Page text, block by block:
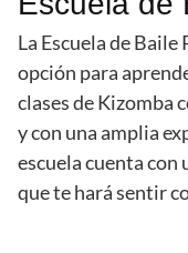
La Escuela de Baile
opción para
clases de Kizomba
y con una amplia
escuela cuenta
que te hará sentir